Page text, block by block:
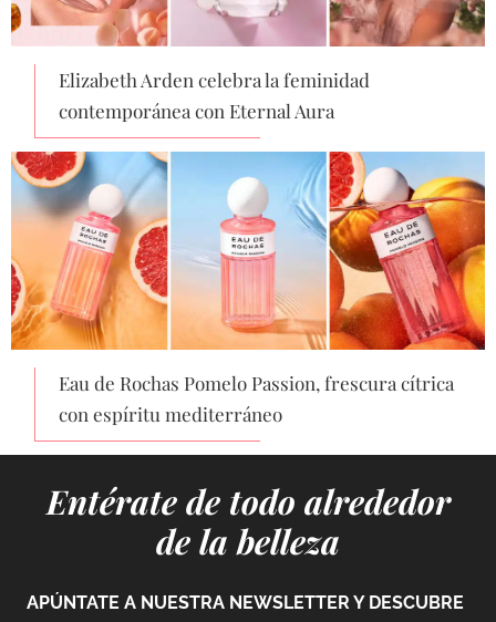
Elizabeth Arden celebra la feminidad
contemporánea con Eternal Aura
Eau de Rochas Pomelo Passion, frescura cítrica
con espíritu mediterráneo
Entérate de todo alrededor
de la belleza
APÚNTATE A NUESTRA NEWSLETTER Y DESCUBRE